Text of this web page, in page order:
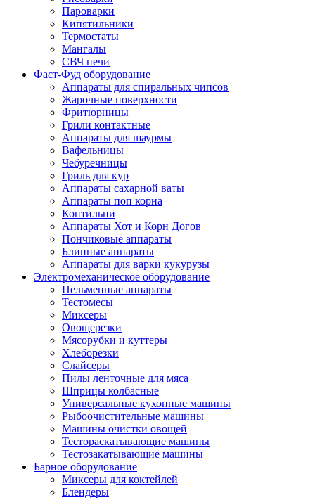
Пароварки
Кипятильники
Термостаты
Мангалы
СВЧ печи
Фаст-Фуд оборудование
Аппараты для спиральных чипсов
Жарочные поверхности
Фритюрницы
Грили контактные
Аппараты для шаурмы
Вафельницы
Чебуречницы
Гриль для кур
Аппараты сахарной ваты
Аппараты поп корна
Коптильни
Аппараты Хот и Корн Догов
Пончиковые аппараты
Блинные аппараты
Аппараты для варки кукурузы
Электромеханическое оборудование
Пельменные аппараты
Тестомесы
Миксеры
Овощерезки
Мясорубки и куттеры
Хлеборезки
Слайсеры
Пилы ленточные для мяса
Шприцы колбасные
Универсальные кухонные машины
Рыбоочистительные машины
Машины очистки овощей
Тестораскатывающие машины
Тестозакатывающие машины
Барное оборудование
Миксеры для коктейлей
Блендеры